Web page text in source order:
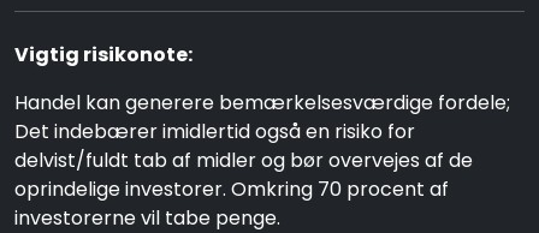
Vigtig risikonote:
Handel kan generere bemærkelsesværdige fordele;
Det indebærer imidlertid også en risiko for
delvist/fuldt tab af midler og bør overvejes af de
oprindelige investorer. Omkring 70 procent af
investorerne vil tabe penge.